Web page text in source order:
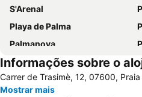
S'Arenal
Playa de Palma
Palmanova
Cala Major
Es Trenc
Informações sobre o
Carrer de Trasimè, 12, 07600,
Mostrar mais